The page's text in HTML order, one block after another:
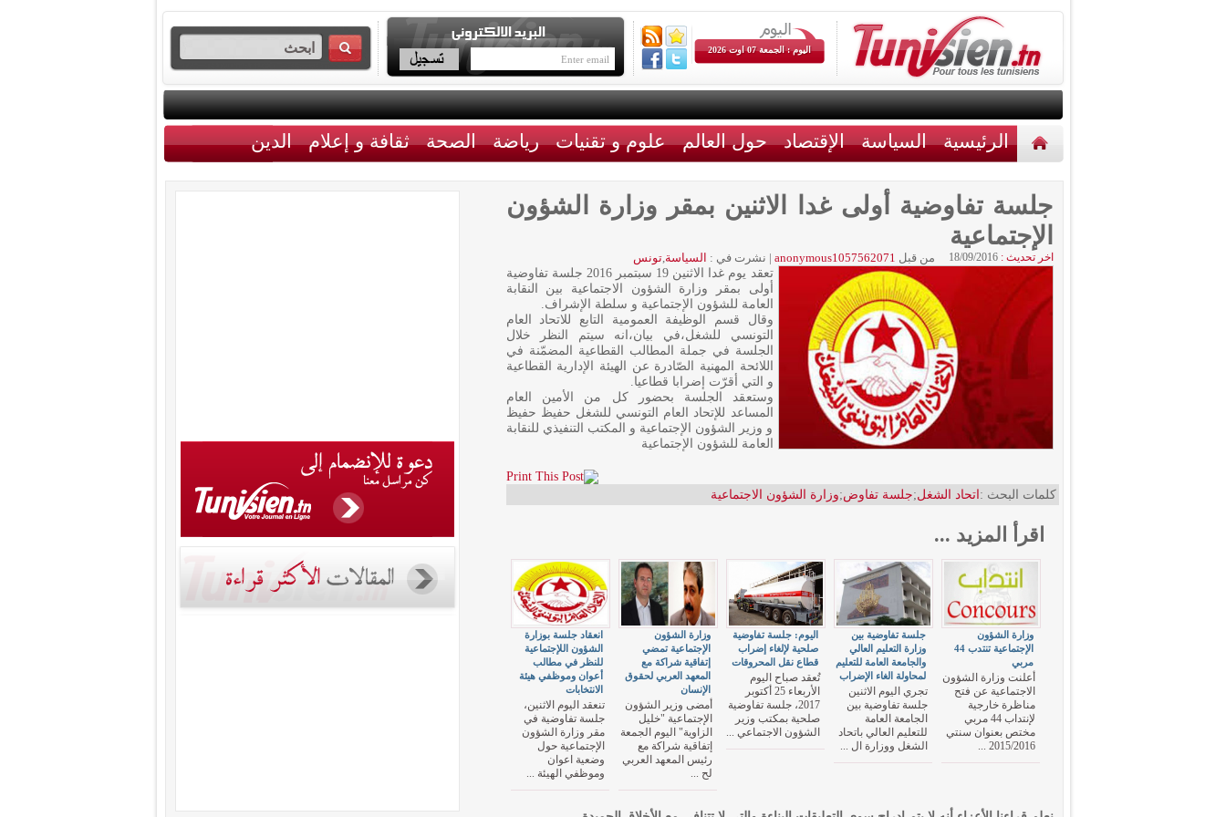
اليوم : الجمعة 07 اوت 2026
الرئيسية السياسة الإقتصاد حول العالم علوم و تقنيات رياضة الصحة ثقافة و إعلام الدين
اتصل بنا
جلسة تفاوضية أولى غدا الاثنين بمقر وزارة الشؤون
الإجتماعية
اخر تحديث : 18/09/2016 من قبل anonymous1057562071
| نشرت في : السياسة,تونس
تعقد يوم غدا الاثنين 19 سبتمبر 2016 جلسة تفاوضية
أولى بمقر وزارة الشؤون الاجتماعية بين النقابة
العامة للشؤون الإجتماعية و سلطة الإشراف.
وقال قسم الوظيفة العمومية التابع للاتحاد العام
التونسي للشغل،في بيان،انه سيتم النظر خلال
الجلسة في جملة المطالب القطاعية المضمّنة في
اللائحة المهنية الصّادرة عن الهيئة الإدارية القطاعية
و التي أقرّت إضرابا قطاعيا.
وستعقد الجلسة بحضور كل من الأمين العام
المساعد للإتحاد العام التونسي للشغل حفيظ حفيظ
و وزير الشؤون الإجتماعية و المكتب التنفيذي للنقابة
العامة للشؤون الإجتماعية
كلمات البحث : اتحاد الشغل;جلسة تفاوض;وزارة الشؤون الاجتماعية
اقرأ المزيد ...
انعقاد جلسة بوزارة
الشؤون اللإجتماعية
للنظر في مطالب
أعوان وموظفي هيئة
الانتخابات
تنعقد اليوم الاثنين،
جلسة تفاوضية في
مقر وزارة الشؤون
الإجتماعية حول
وضعية اعوان
وموظفي الهيئة ...
وزارة الشؤون
الإجتماعية تمضي
إتفاقية شراكة مع
المعهد العربي لحقوق
الإنسان
أمضى وزير الشؤون
الإجتماعية "خليل
الزاوية" اليوم الجمعة
إتفاقية شراكة مع
رئيس المعهد العربي
لح ...
اليوم: جلسة تفاوضية
صلحية لإلغاء إضراب
قطاع نقل المحروقات
تُعقد صباح اليوم
الأربعاء 25 أكتوبر
2017، جلسة تفاوضية
صلحية بمكتب وزير
الشؤون الاجتماعي ...
جلسة تفاوضية بين
وزارة التعليم العالي
والجامعة العامة للتعليم
لمحاولة الغاء الإضراب
تجري اليوم الاثنين
جلسة تفاوضية بين
الجامعة العامة
للتعليم العالي باتحاد
الشغل ووزارة ال ...
وزارة الشؤون
الإجتماعية تنتدب 44
مربي
أعلنت وزارة الشؤون
الاجتماعية عن فتح
مناظرة خارجية
لإنتداب 44 مربي
مختص بعنوان سنتي
2015/2016 ...